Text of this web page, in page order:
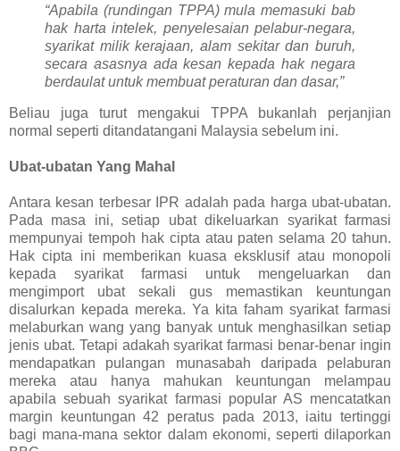
“Apabila (rundingan TPPA) mula memasuki bab
hak harta intelek, penyelesaian pelabur-negara,
syarikat milik kerajaan, alam sekitar dan buruh,
secara asasnya ada kesan kepada hak negara
berdaulat untuk membuat peraturan dan dasar,”
Beliau juga turut mengakui TPPA bukanlah perjanjian
normal seperti ditandatangani Malaysia sebelum ini.
Ubat-ubatan Yang Mahal
Antara kesan terbesar IPR adalah pada harga ubat-ubatan.
Pada masa ini, setiap ubat dikeluarkan syarikat farmasi
mempunyai tempoh hak cipta atau paten selama 20 tahun.
Hak cipta ini memberikan kuasa eksklusif atau monopoli
kepada syarikat farmasi untuk mengeluarkan dan
mengimport ubat sekali gus memastikan keuntungan
disalurkan kepada mereka. Ya kita faham syarikat farmasi
melaburkan wang yang banyak untuk menghasilkan setiap
jenis ubat. Tetapi adakah syarikat farmasi benar-benar ingin
mendapatkan pulangan munasabah daripada pelaburan
mereka atau hanya mahukan keuntungan melampau
apabila sebuah syarikat farmasi popular AS mencatatkan
margin keuntungan 42 peratus pada 2013, iaitu tertinggi
bagi mana-mana sektor dalam ekonomi, seperti dilaporkan